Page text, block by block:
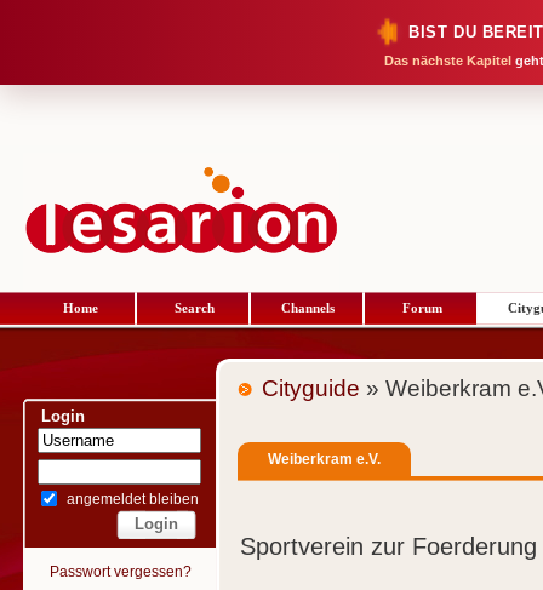
BIST DU
Das nächste Kapitel
Home Search Channels Forum
Login
angemeldet bleiben
Passwort vergessen?
Cityguide » Weiberkram
Weiberkram e.V.
Sportverein zur